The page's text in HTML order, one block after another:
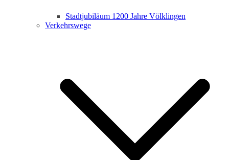
Stadtjubiläum 1200 Jahre Völklingen
Verkehrswege